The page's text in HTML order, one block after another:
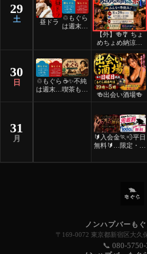
29
土 昼ドラ
♲もぐら
は週末祝
【外】🍻🎐 ちょ
めちょめ納涼祭
🎐🍻
30
日
♲もぐら
は週末祝
☕️✨不純
喫茶もぐ
🍻出会い酒場🍻
31
月
🔰入会金
無料🔰ご
ーツナイ
🏃💨平日
限定・先
ノンハプバーも
〒169-0072 東京都新宿区大久
📞 080-